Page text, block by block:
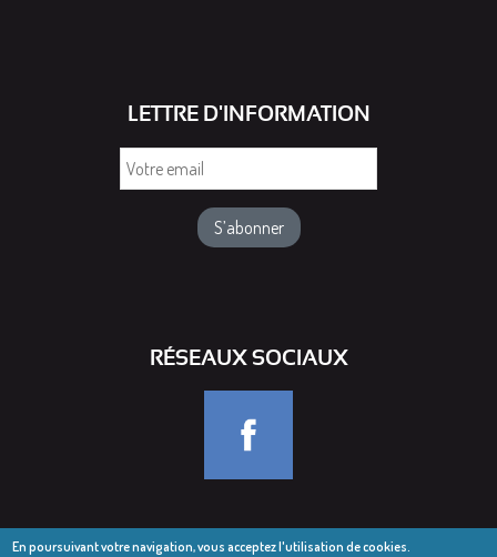
LETTRE D'INFORMATION
RÉSEAUX SOCIAUX
En poursuivant votre navigation, vous acceptez l'utilisation de cookies.